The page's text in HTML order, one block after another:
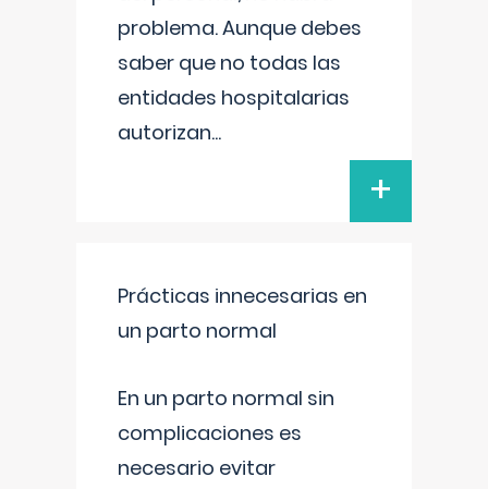
problema. Aunque debes
saber que no todas las
entidades hospitalarias
autorizan...
+
Prácticas innecesarias en
un parto normal
En un parto normal sin
complicaciones es
necesario evitar